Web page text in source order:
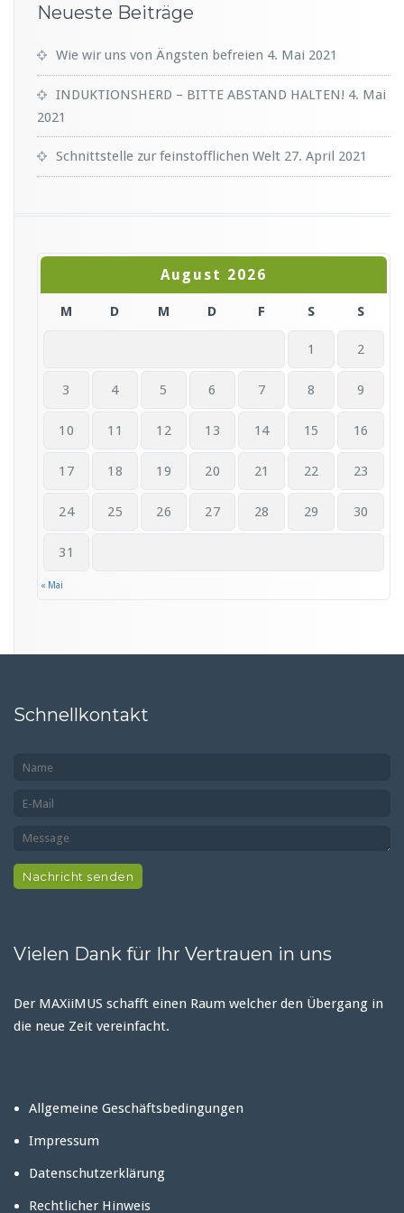
Neueste Beiträge
Wie wir uns von Ängsten befreien 4. Mai 2021
INDUKTIONSHERD – BITTE ABSTAND HALTEN! 4. Mai
2021
Schnittstelle zur feinstofflichen Welt 27. April 2021
August 2026
M D M D F S S
1 2
3 4 5 6 7 8 9
10 11 12 13 14 15 16
17 18 19 20 21 22 23
24 25 26 27 28 29 30
31
« Mai
Schnellkontakt
Vielen Dank für Ihr Vertrauen in uns
Der MAXiiMUS schafft einen Raum welcher den Übergang in
die neue Zeit vereinfacht.
Allgemeine Geschäftsbedingungen
Impressum
Datenschutzerklärung
Rechtlicher Hinweis